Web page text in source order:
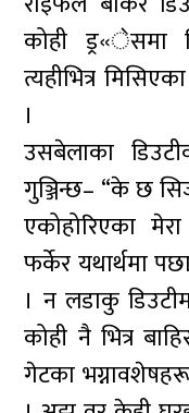
कोही ड्र«ेसमा
त्यहीभित्र
।
उसबेलाका
गुञ्जिन्छ– “के छ
एकोहोरिएका
फर्केर यथार्थमा
। न लडाकु
कोही नै भित्र
गेटका